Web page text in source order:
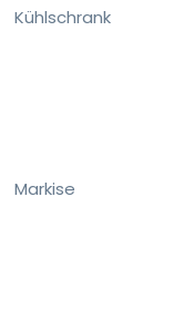
Kühlschrank
Markise